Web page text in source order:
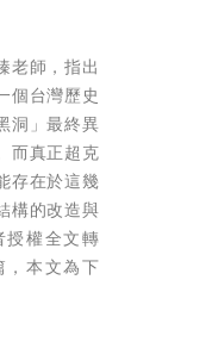
老師，指出
個台灣歷史
洞」最終異
而真正超克
存在於這幾
構的改造與
授權全文轉
，本文為下